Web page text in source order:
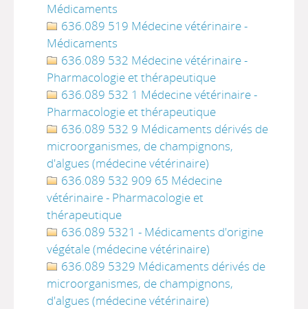
Médicaments
636.089 519 Médecine vétérinaire -
Médicaments
636.089 532 Médecine vétérinaire -
Pharmacologie et thérapeutique
636.089 532 1 Médecine vétérinaire -
Pharmacologie et thérapeutique
636.089 532 9 Médicaments dérivés de
microorganismes, de champignons,
d'algues (médecine vétérinaire)
636.089 532 909 65 Médecine
vétérinaire - Pharmacologie et
thérapeutique
636.089 5321 - Médicaments d'origine
végétale (médecine vétérinaire)
636.089 5329 Médicaments dérivés de
microorganismes, de champignons,
d'algues (médecine vétérinaire)